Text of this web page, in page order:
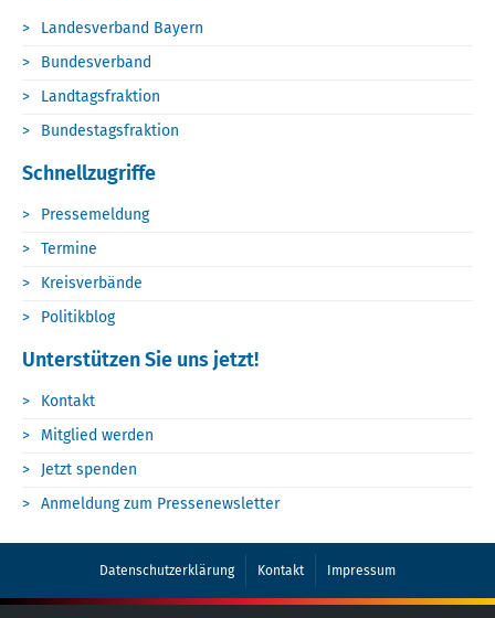
Landesverband Bayern
Bundesverband
Landtagsfraktion
Bundestagsfraktion
Schnellzugriffe
Pressemeldung
Termine
Kreisverbände
Politikblog
Unterstützen Sie uns jetzt!
Kontakt
Mitglied werden
Jetzt spenden
Anmeldung zum Pressenewsletter
Datenschutzerklärung Kontakt Impressum